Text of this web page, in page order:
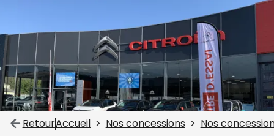
RetourAccueil Nos concessions Nos